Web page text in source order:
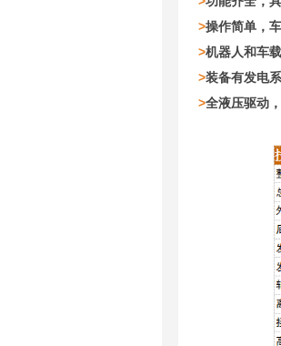
>操作简单，
>机器人和车
>装备有发电
>全液压驱动